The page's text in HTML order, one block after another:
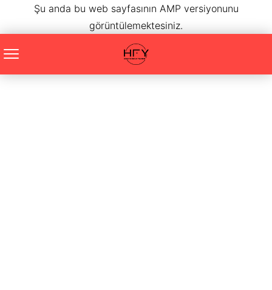
Şu anda bu web sayfasının AMP versiyonunu
görüntülemektesiniz.